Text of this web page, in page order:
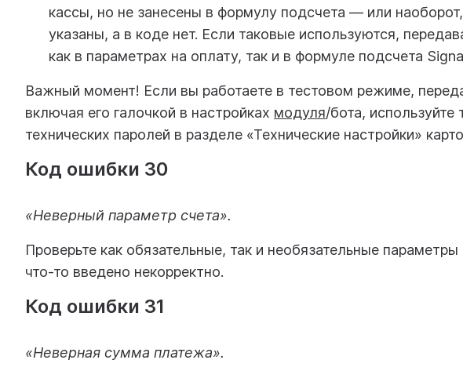
кассы, но не занесены в формулу подсчета — или
указаны, а в коде нет. Если таковые используются,
как в параметрах на оплату, так и в формуле подсчета
Важный момент! Если вы работаете в тестовом режиме,
включая его галочкой в настройках модуля/бота, используйте
технических паролей в разделе «Технические настройки»
Код ошибки 30
«Неверный параметр счета».
Проверьте как обязательные, так и необязательные
что-то введено некорректно.
Код ошибки 31
«Неверная сумма платежа».